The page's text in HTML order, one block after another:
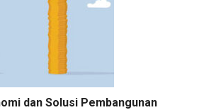
dan Solusi Pembangunan